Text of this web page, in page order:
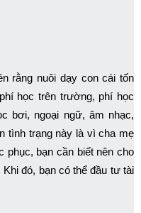
rằng nuôi dạy con cái tốn
học trên trường, phí học
bơi, ngoại ngữ, âm nhạc,
tình trạng này là vì cha mẹ
phục, bạn cần biết nên cho
đó, bạn có thể đầu tư tài